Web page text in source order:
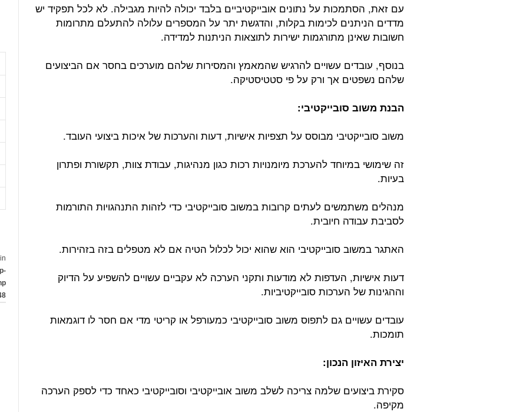
עם זאת, הסתמכות על נתונים אובייקטיביים בלבד יכולה להיות מגבילה. לא לכל תפקיד יש ​​
מדדים הניתנים לכימות בקלות, והדגשת יתר על המספרים עלולה להתעלם מתרומות
חשובות שאינן מתורגמות ישירות לתוצאות הניתנות למדידה.
בנוסף, עובדים עשויים להרגיש שהמאמץ והמסירות שלהם מוערכים בחסר אם הביצועים
שלהם נשפטים אך ורק על פי סטטיסטיקה.
הבנת משוב סובייקטיבי:
משוב סובייקטיבי מבוסס על תצפיות אישיות, דעות והערכות של איכות ביצועי העובד.
זה שימושי במיוחד להערכת מיומנויות רכות כגון מנהיגות, עבודת צוות, תקשורת ופתרון
בעיות.
מנהלים משתמשים לעתים קרובות במשוב סובייקטיבי כדי לזהות התנהגויות התורמות
לסביבת עבודה חיובית.
האתגר במשוב סובייקטיבי הוא שהוא יכול לכלול הטיה אם לא מטפלים בזה בזהירות.
דעות אישיות, העדפות לא מודעות ותקני הערכה לא עקביים עשויים להשפיע על הדיוק
וההגינות של הערכות סובייקטיביות.
עובדים עשויים גם לתפוס משוב סובייקטיבי כמעורפל או קריטי מדי אם חסר לו דוגמאות
תומכות.
יצירת האיזון הנכון:
סקירת ביצועים שלמה צריכה לשלב משוב אובייקטיבי וסובייקטיבי כאחד כדי לספק הערכה
מקיפה.